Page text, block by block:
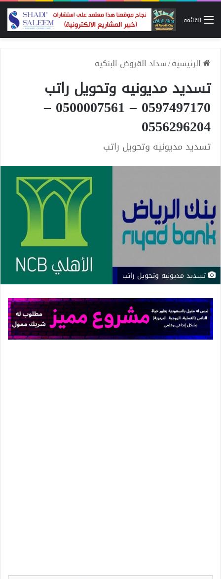
القائمة
الرئيسية/سداد القروض البنكية
تسديد مديونيه وتحويل راتب
0597497170 – 0500007561 –
0556296204
تسديد مديونيه وتحويل راتب
تسديد مديونيه وتحويل راتب